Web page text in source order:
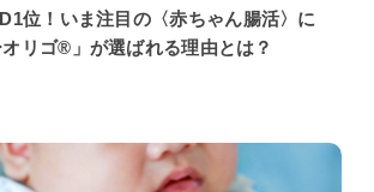
オリゴ®」が選ばれる理由とは？